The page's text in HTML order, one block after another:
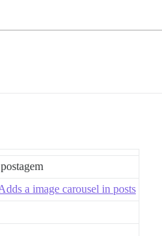
a image carousel in posts